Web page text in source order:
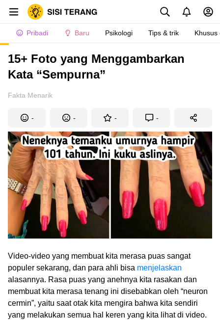
Pribadi Baru Psikologi Tips & trik Khusus
15+ Foto yang Menggambarkan
Kata “Sempurna”
Fakta Menarik
- - - -
Video-video yang membuat kita merasa puas sangat
populer sekarang, dan para ahli bisa menjelaskan
alasannya. Rasa puas yang anehnya kita rasakan dan
membuat kita merasa tenang ini disebabkan oleh “neuron
cermin”, yaitu saat otak kita mengira bahwa kita sendiri
yang melakukan semua hal keren yang kita lihat di video.